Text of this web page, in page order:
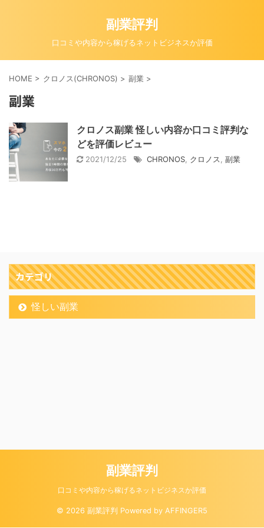
副業評判
口コミや内容から稼げるネットビジネスか評価
HOME > クロノス(CHRONOS) > 副業 >
副業
クロノス副業 怪しい内容か口コミ評判な
どを評価レビュー
2021/12/25 CHRONOS クロノス 副業
カテゴリ
怪しい副業
副業評判
口コミや内容から稼げるネットビジネスか評価
© 2026 副業評判 Powered by AFFINGER5